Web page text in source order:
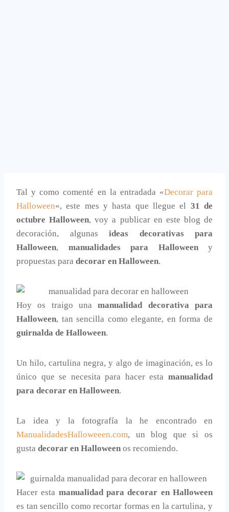
Tal y como comenté en la entradada «Decorar para
Halloween«, este mes y hasta que llegue el 31 de
octubre Halloween, voy a publicar en este blog de
decoración, algunas ideas decorativas para
Halloween, manualidades para Halloweeny
propuestas para decorar en Halloween.
Hoy os traigo unamanualidad decorativa para
Halloween, tan sencilla como elegante, en forma de
guirnalda de Halloween.
Un hilo, cartulina negra, y algo de imaginación, es lo
único que se necesita para hacer esta manualidad
para decorar en Halloween.
La idea y la fotografía la he encontrado en
ManualidadesHalloweeen.com, un blog que si os
gusta decorar en Halloween os recomiendo.
Hacer esta manualidad para decorar en Halloween
es tan sencillo como recortar formas en la cartulina, y